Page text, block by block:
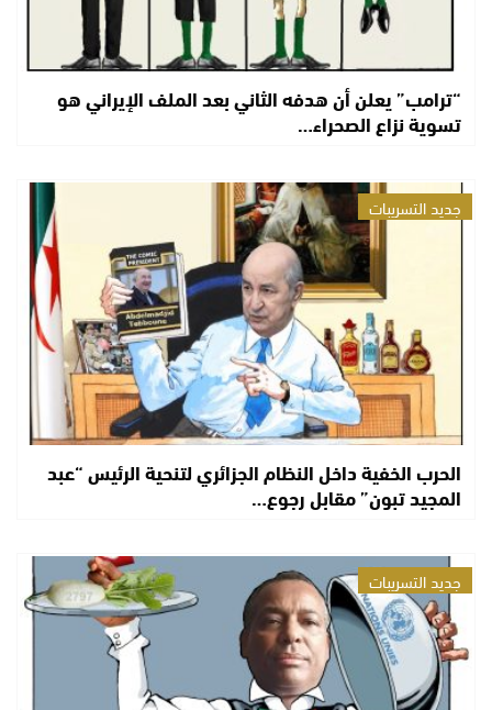
“ترامب” يعلن أن هدفه الثاني بعد الملف الإيراني هو
تسوية نزاع الصحراء…
جديد التسريبات
الحرب الخفية داخل النظام الجزائري لتنحية الرئيس “عبد
المجيد تبون” مقابل رجوع…
جديد التسريبات